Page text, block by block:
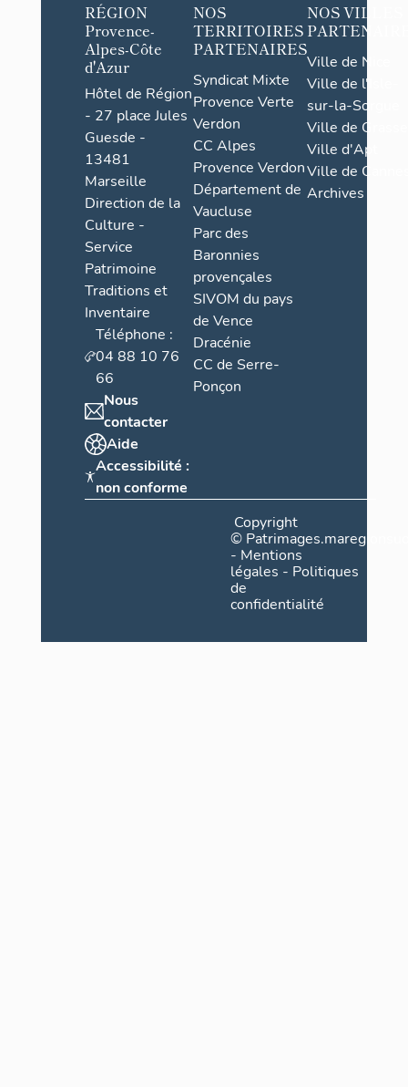
RÉGION
Provence-
Alpes-Côte
d'Azur
Hôtel de Région
- 27 place Jules
Guesde -
13481
Marseille
Direction de la
Culture -
Service
Patrimoine
Traditions et
Inventaire
Téléphone :
04 88 10 76
66
Nous
contacter
Aide
Accessibilité :
non conforme
NOS
TERRITOIRES
PARTENAIRES
Syndicat Mixte
Provence Verte
Verdon
CC Alpes
Provence Verdon
Département de
Vaucluse
Parc des
Baronnies
provençales
SIVOM du pays
de Vence
Dracénie
CC de Serre-
Ponçon
NOS VILLES
Ville de Nice
Ville de l'Isle-
sur-la-Sorgue
Ville de Grasse
Ville d'Apt
Ville de
Archives
Copyright
©
- Mentions
légales - Politiques
de
confidentialité